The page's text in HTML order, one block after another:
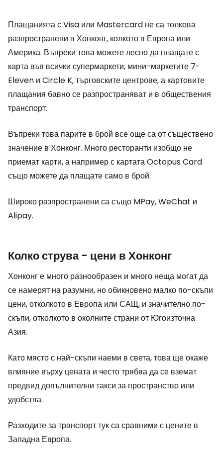
Плащанията с Visa или Mastercard не са толкова
разпространени в Хонконг, колкото в Европа или
Америка. Въпреки това можете лесно да плащате с
карта във всички супермаркети, мини-маркетите 7-
Eleven и Circle K, търговските центрове, а картовите
плащания бавно се разпространяват и в обществения
транспорт.
Въпреки това парите в брой все още са от съществено
значение в Хонконг. Много ресторанти изобщо не
приемат карти, а например с картата Octopus Card
също можете да плащате само в брой.
Широко разпространени са също MPay, WeChat и
Alipay.
Колко струва - цени в Хонконг
Хонконг е много разнообразен и много неща могат да
се намерят на разумни, но обикновено малко по-скъпи
цени, отколкото в Европа или САЩ, и значително по-
скъпи, отколкото в околните страни от Югоизточна
Азия.
Като място с най-скъпи наеми в света, това ще окаже
влияние върху цената и често трябва да се вземат
предвид допълнителни такси за пространство или
удобства.
Разходите за транспорт тук са сравними с цените в
Западна Европа.